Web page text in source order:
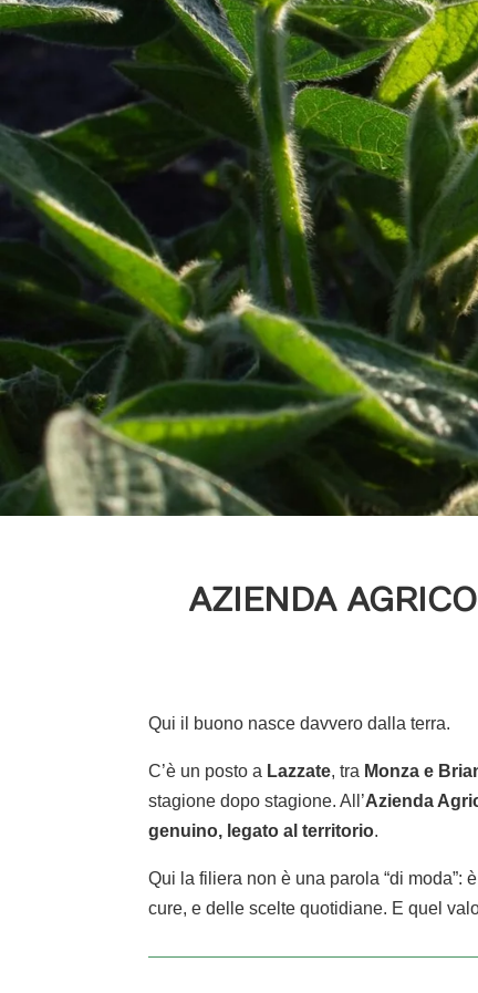
AZIENDA
Qui il buono nasce davvero dalla terra.
C’è un posto a Lazzate, tra Monza e
stagione dopo stagione.All’Azienda
genuino, legato al territorio.
Qui la filiera non è una parola “di
cure, e delle scelte quotidiane. E quel